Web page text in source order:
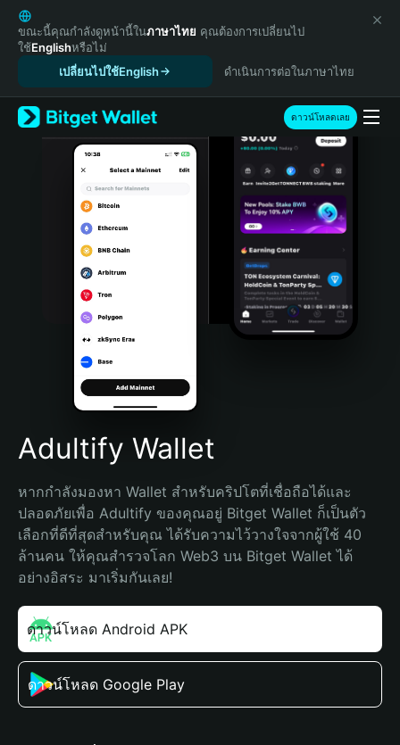
English
日本語
Tiếng Việt
Español (Latinoamérica)
Türkçe
Italiano
Português (Portugal)
Bahasa Indonesia
Português (Brasil)
Español (Argentina)
ขณะนี้คุณกำลังดูหน้านี้ในภาษาไทย คุณต้องการเปลี่ยนไป
ใช้Englishหรือไม่
เปลี่ยนไปใช้English
ดำเนินการต่อในภาษาไทย
ดาวน์โหลดเลย
Adultify Wallet
หากกำลังมองหา Wallet สำหรับคริปโตที่เชื่อถือได้และ
ปลอดภัยเพื่อ Adultify ของคุณอยู่ Bitget Wallet ก็เป็นตัว
เลือกที่ดีที่สุดสำหรับคุณ ได้รับความไว้วางใจจากผู้ใช้ 40
ล้านคน ให้คุณสำรวจโลก Web3 บน Bitget Wallet ได้
อย่างอิสระ มาเริ่มกันเลย!
ดาวน์โหลด Android APK
ดาวน์โหลด Google Play